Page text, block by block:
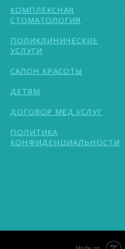
КОМПЛЕКСНАЯ
СТОМАТОЛОГИЯ
ПОЛИКЛИНИЧЕСКИЕ
УСЛУГИ
САЛОН КРАСОТЫ
ДЕТЯМ
ДОГОВОР МЕД.УСЛУГ
ПОЛИТИКА
КОНФИДЕНЦИАЛЬНОСТИ